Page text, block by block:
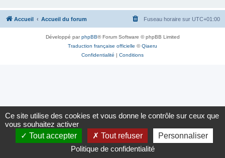
Accueil Accueil du forum Fuseau horaire sur UTC+01:00
Développé parphpBB® Forum Software © phpBB Limited
Traduction française officielle ©Qiaeru
Confidentialité | Conditions
Ce site utilise des cookies et vous donne le contrôle sur ceux que
vous souhaitez activer
Tout accepter
Tout refuser
Personnaliser
Politique de confidentialité